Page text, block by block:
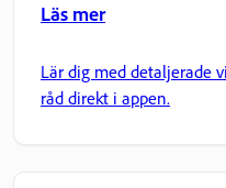
Läs mer
Lär dig med detaljerade
råd direkt i appen.